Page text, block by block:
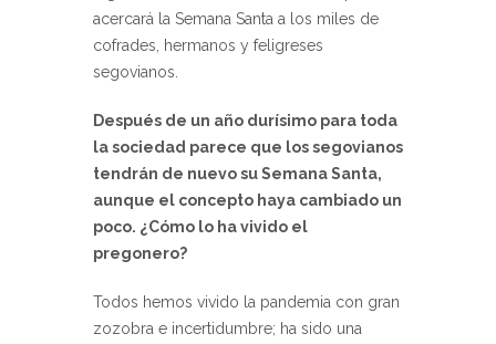
acercará la Semana Santa a los miles de
cofrades, hermanos y feligreses
segovianos.
Después de un año durísimo para toda
la sociedad parece que los segovianos
tendrán de nuevo su Semana Santa,
aunque el concepto haya cambiado un
poco. ¿Cómo lo ha vivido el
pregonero?
Todos hemos vivido la pandemia con gran
zozobra e incertidumbre; ha sido una